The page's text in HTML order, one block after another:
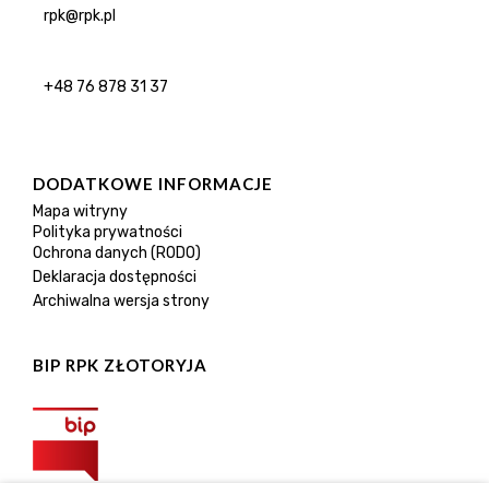
rpk@rpk.pl
+48 76 878 31 37
DODATKOWE INFORMACJE
Mapa witryny
Polityka prywatności
Ochrona danych (RODO)
Deklaracja dostępności
Archiwalna wersja strony
BIP RPK ZŁOTORYJA